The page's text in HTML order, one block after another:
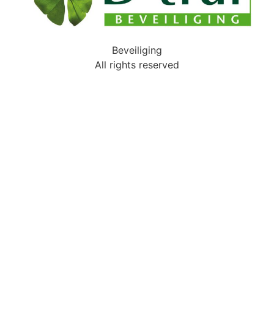
Beveiliging
All rights reserved